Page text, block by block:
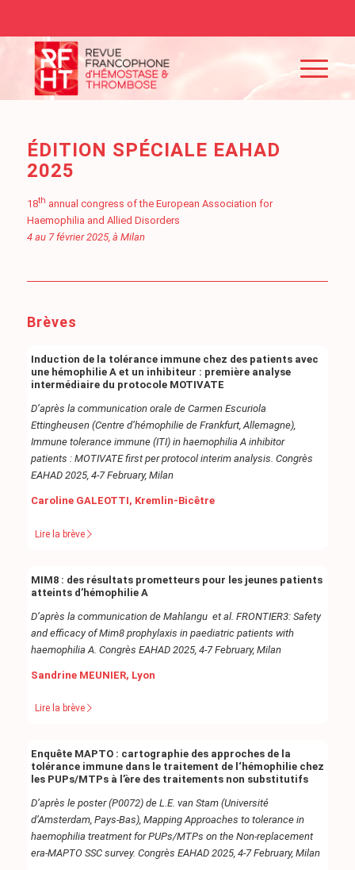
ÉDITION SPÉCIALE EAHAD
2025
18th annual congress of the European Association for
Haemophilia and Allied Disorders
4 au 7 février 2025, à Milan
Brèves
Induction de la tolérance immune chez des patients avec
une hémophilie A et un inhibiteur : première analyse
intermédiaire du protocole MOTIVATE
D’après la communication orale de Carmen Escuriola
Ettingheusen (Centre d’hémophilie de Frankfurt, Allemagne),
Immune tolerance immune (ITI) in haemophilia A inhibitor
patients : MOTIVATE first per protocol interim analysis. Congrès
EAHAD 2025, 4-7 February, Milan
Caroline GALEOTTI, Kremlin-Bicêtre
Lire la brève
MIM8 : des résultats prometteurs pour les jeunes patients
atteints d’hémophilie A
D’après la communication de Mahlangu et al. FRONTIER3: Safety
and efficacy of Mim8 prophylaxis in paediatric patients with
haemophilia A. Congrès EAHAD 2025, 4-7 February, Milan
Sandrine MEUNIER, Lyon
Lire la brève
Enquête MAPTO : cartographie des approches de la
tolérance immune dans le traitement de l‘hémophilie chez
les PUPs/MTPs à l’ère des traitements non substitutifs
D’après le poster (P0072) de L.E. van Stam (Université
d’Amsterdam, Pays-Bas), Mapping Approaches to tolerance in
haemophilia treatment for PUPs/MTPs on the Non-replacement
era-MAPTO SSC survey. Congrès EAHAD 2025, 4-7 February, Milan